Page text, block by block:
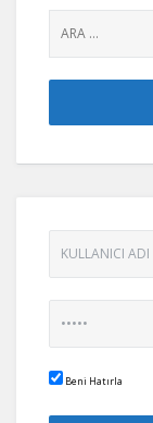
Beni Hatırla